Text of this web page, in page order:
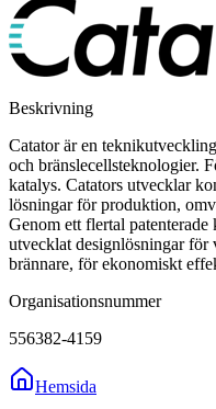
Beskrivning
Catator är en
och bränslecellsteknologier.
katalys. Catators utvecklar
lösningar för produktion,
Genom ett flertal
utvecklat designlösningar för
brännare, för ekonomiskt
Organisationsnummer
556382-4159
Hemsida